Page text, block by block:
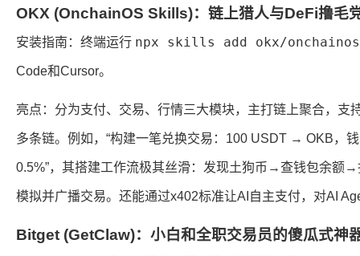
OKX (OnchainOS Skills)：链上猎人与DeFi撸毛
安装指南：终端运行 npx skills add okx/
Code和Cursor。
亮点：分为支付、交易、行情三大模块，主打链上聚合，支
多条链。例如，“构建一笔兑换交易：100 USDT → OKB，
0.5%”，其搭建工作流极其丝滑：发现土狗币→查钱包余额
模拟并广播交易。还能通过x402标准让AI自主支付，对AI
Bitget (GetClaw)：小白和全职交易员的傻瓜式神